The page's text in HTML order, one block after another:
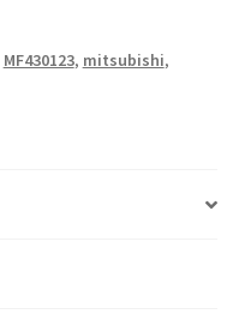
MF430123, mitsubishi,